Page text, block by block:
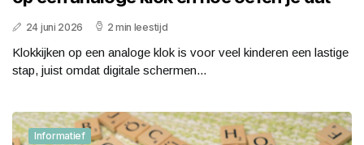
24 juni 2026 2 min leestijd
Klokkijken op een analoge klok is voor veel kinderen een lastige
stap, juist omdat digitale schermen...
Informatief